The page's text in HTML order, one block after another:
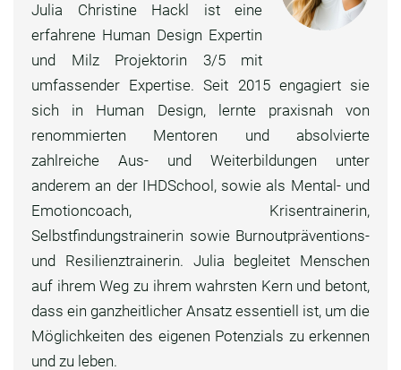
Julia Christine Hackl ist eine
erfahrene Human Design Expertin
und Milz Projektorin 3/5 mit
umfassender Expertise. Seit 2015 engagiert sie
sich in Human Design, lernte praxisnah von
renommierten Mentoren und absolvierte
zahlreiche Aus- und Weiterbildungen unter
anderem an der IHDSchool, sowie als Mental- und
Emotioncoach, Krisentrainerin,
Selbstfindungstrainerin sowie Burnoutpräventions-
und Resilienztrainerin. Julia begleitet Menschen
auf ihrem Weg zu ihrem wahrsten Kern und betont,
dass ein ganzheitlicher Ansatz essentiell ist, um die
Möglichkeiten des eigenen Potenzials zu erkennen
und zu leben.